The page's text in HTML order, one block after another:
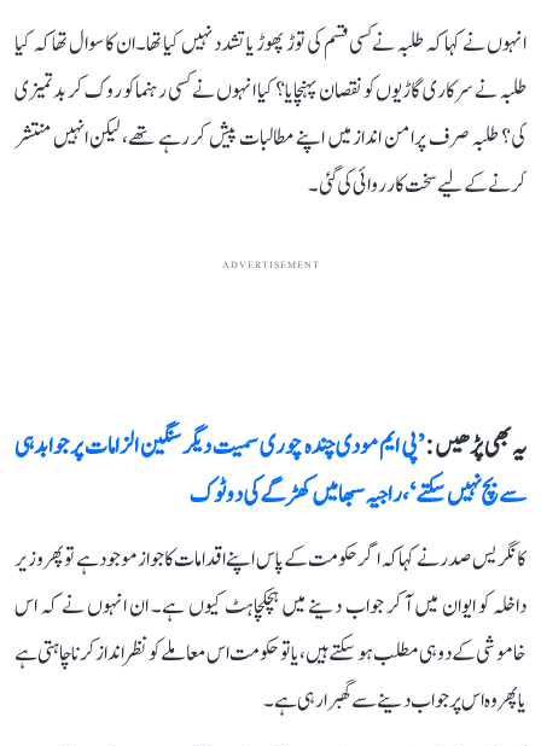
انہوں نے کہا کہ طلبہ نے کسی قسم کی توڑ پھوڑ یا تشدد نہیں کیا تھا۔ ان کا سوال تھا کہ کیا
طلبہ نے سرکاری گاڑیوں کو نقصان پہنچایا؟ کیا انہوں نے کسی رہنما کو روک کر بدتمیزی
کی؟ طلبہ صرف پرامن انداز میں اپنے مطالبات پیش کر رہے تھے، لیکن انہیں منتشر
کرنے کے لیے سخت کارروائی کی گئی۔
ADVERTISEMENT
یہ بھی پڑھیں :’پی ایم مودی چندہ چوری سمیت دیگر سنگین الزامات پر جوابدہی
سے بچ نہیں سکتے‘، راجیہ سبھا میں کھڑگے کی دو ٹوک
کانگریس صدر نے کہا کہ اگر حکومت کے پاس اپنے اقدامات کا جواز موجود ہے تو پھر وزیر
داخلہ کو ایوان میں آ کر جواب دینے میں ہچکچاہٹ کیوں ہے۔ ان انہوں نے کہ اس
خاموشی کے دو ہی مطلب ہو سکتے ہیں، یا تو حکومت اس معاملے کو نظر انداز کرنا چاہتی ہے
یا پھر وہ اس پر جواب دینے سے گھبرا رہی ہے۔